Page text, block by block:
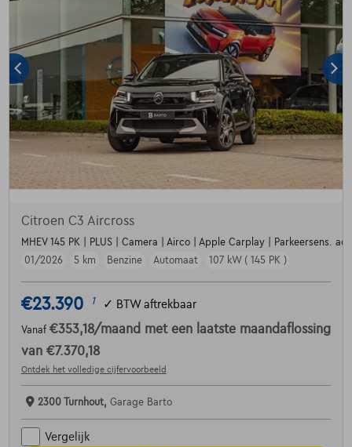
Citroen C3 Aircross
MHEV 145 PK | PLUS | Camera | Airco | Apple Carplay | Parkeersens.
01/2026
5 km Benzine Automaat 107 kW ( 145 PK )
€23.390 1 ✓ BTW aftrekbaar
Vanaf €353,18/maand met een laatste maandaflossing
van €7.370,18
Ontdek het volledige cijfervoorbeeld
2300 Turnhout, Garage Barto
Vergelijk